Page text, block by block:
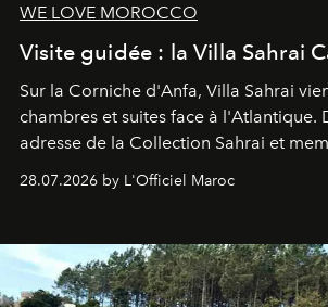
WE LOVE MOROCCO
Visite guidée : la Villa Sahrai
Sur la Corniche d'Anfa, Villa Sahrai
chambres et suites face à l'Atlantique.
adresse de la Collection Sahrai et
Hotels, ce boutique-hôtel cinq étoiles
Pillet promet un lieu de vie complet.
28.07.2026 by L'Officiel Maroc